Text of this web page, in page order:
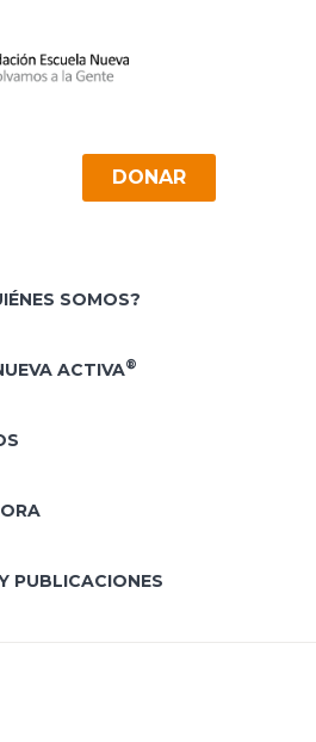
DONAR
SOMOS?
ACTIVA®
PUBLICACIONES